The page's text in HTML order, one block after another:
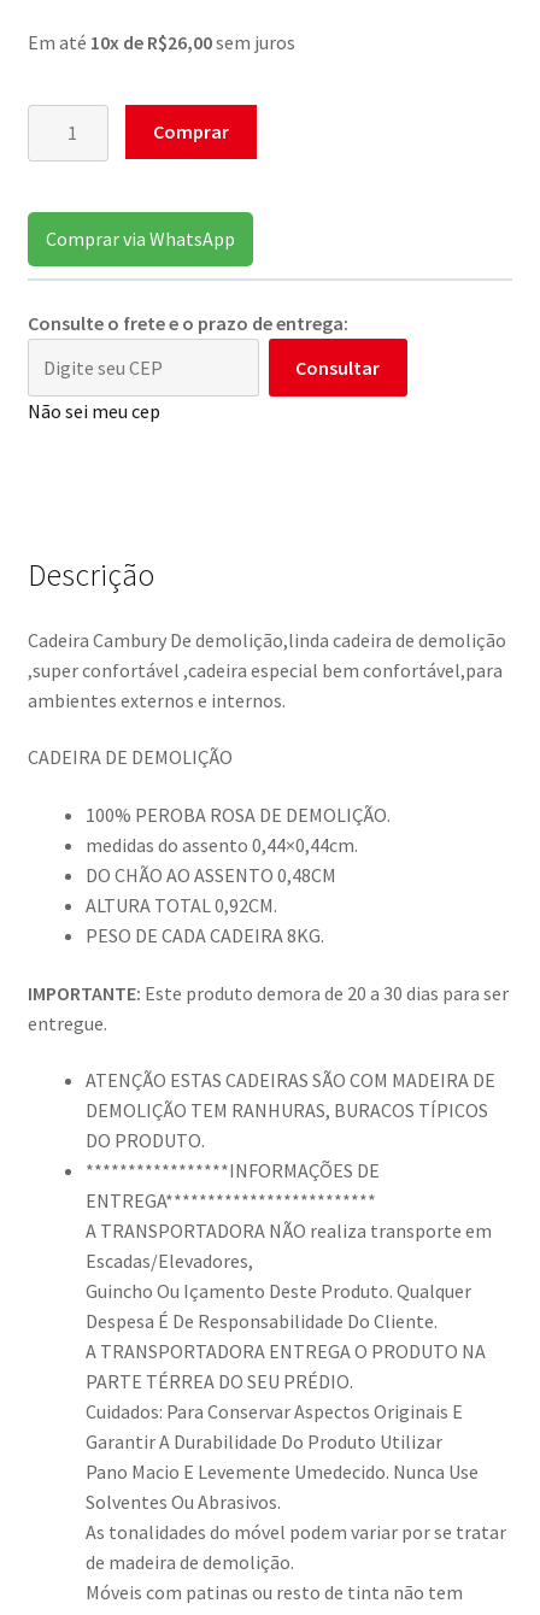
Em até 10x de R$26,00sem juros
Cambury
Demolição
PROMOÇÃO
quantidade
Comprar
Comprar via WhatsApp
Consulte o frete e o prazo de entrega:
Consultar
Não sei meu cep
Descrição
Cadeira Cambury De demolição,linda cadeira de demolição
,super confortável ,cadeira especial bem confortável,para
ambientes externos e internos.
CADEIRA DE DEMOLIÇÃO
100% PEROBA ROSA DE DEMOLIÇÃO.
medidas do assento 0,44×0,44cm.
DO CHÃO AO ASSENTO 0,48CM
ALTURA TOTAL 0,92CM.
PESO DE CADA CADEIRA 8KG.
IMPORTANTE: Este produto demora de 20 a 30 dias para ser
entregue.
ATENÇÃO ESTAS CADEIRAS SÃO COM MADEIRA DE
DEMOLIÇÃO TEM RANHURAS, BURACOS TÍPICOS
DO PRODUTO.
*****************INFORMAÇÕES DE
ENTREGA*************************
A TRANSPORTADORA NÃO realiza transporte em
Escadas/Elevadores,
Guincho Ou Içamento Deste Produto. Qualquer
Despesa É De Responsabilidade Do Cliente.
A TRANSPORTADORA ENTREGA O PRODUTO NA
PARTE TÉRREA DO SEU PRÉDIO.
Cuidados: Para Conservar Aspectos Originais E
Garantir A Durabilidade Do Produto Utilizar
Pano Macio E Levemente Umedecido. Nunca Use
Solventes Ou Abrasivos.
As tonalidades do móvel podem variar por se tratar
de madeira de demolição.
Móveis com patinas ou resto de tinta não tem